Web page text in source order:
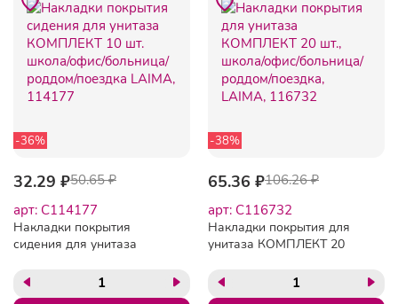
-36%
32.29 ₽50.65 ₽
арт: C114177
Накладки покрытия
сидения для унитаза
офис/больница/роддом/
поездка LAIMA, 114177
-38%
65.36 ₽106.26 ₽
арт: C116732
Накладки покрытия для
унитаза КОМПЛЕКТ 20
роддом/поездка, LAIMA,
116732